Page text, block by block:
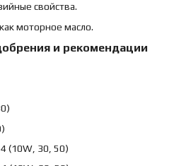
свойства.
моторное масло.
и рекомендации
4 (10W, 30, 50)